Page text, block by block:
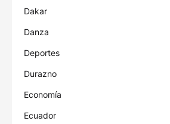
Dakar
Danza
Deportes
Durazno
Economía
Ecuador